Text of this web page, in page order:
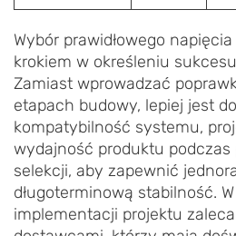
Wybór prawidłowego
krokiem w określeniu
Zamiast wprowadzać
etapach budowy, lepiej jest
kompatybilność systemu,
wydajność produktu
selekcji, aby zapewnić
długoterminową stabilność.
implementacji projektu